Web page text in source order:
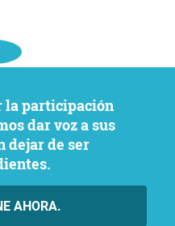
dar voz a sus
dejar de ser
AHORA.